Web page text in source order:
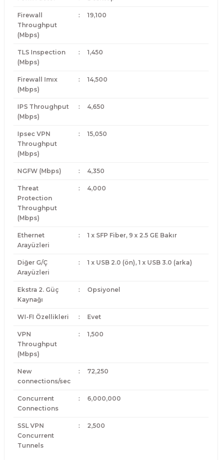
Firewall
Throughput
(Mbps)
: 19,100
TLS Inspection
(Mbps)
: 1,450
Firewall Imıx
(Mbps)
: 14,500
IPS Throughput
(Mbps)
: 4,650
Ipsec VPN
Throughput
(Mbps)
: 15,050
NGFW (Mbps) : 4,350
Threat
Protection
Throughput
(Mbps)
: 4,000
Ethernet
Arayüzleri
: 1 x SFP Fiber, 9 x 2.5 GE Bakır
Diğer G/Ç
Arayüzleri
: 1 x USB 2.0 (ön), 1 x USB 3.0 (arka)
Ekstra 2. Güç
Kaynağı
: Opsiyonel
WI-FI Özellikleri : Evet
VPN
Throughput
(Mbps)
: 1,500
New
connections/sec
: 72,250
Concurrent
Connections
: 6,000,000
SSL VPN
Concurrent
Tunnels
: 2,500